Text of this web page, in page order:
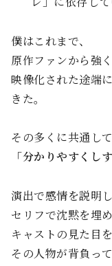
僕はこれまで、
原作ファンから強
映像化された途端
きた。
その多くに共通し
「分かりやすくし
演出で感情を説明し
セリフで沈黙を埋
キャストの見た目
その人物が背負っ